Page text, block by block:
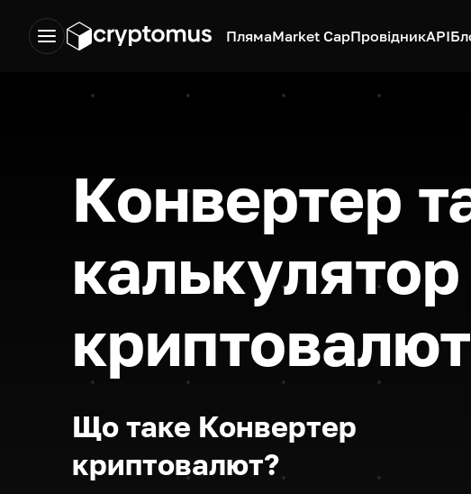
ПлямаMarket CapПровідникAPI
Конвертер
калькулятор
криптовалют
Що таке Конвертер
криптовалют?